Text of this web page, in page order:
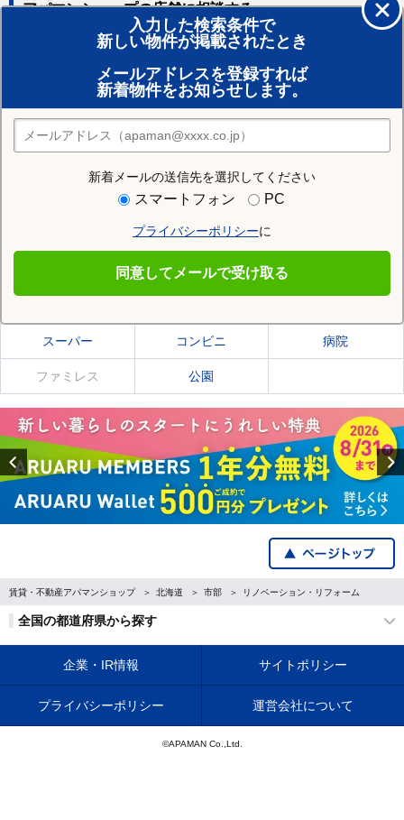
入力した検索条件で
新しい物件が掲載されたとき
メールアドレスを登録すれば
新着物件をお知らせします。
新着メールの送信先を選択してください
スマートフォン PC
プライバシーポリシーに
同意してメールで受け取る
アパマンショップの店舗に相談する
賃貸のプロがお部屋探し！
おまかせ物件リクエスト
住みたい街の店舗を探す
店舗検索
住む街研究所で歌志内市の情報を見る
歌志内市の施設一覧
スーパー コンビニ 病院
ファミレス 公園
Previous
賃貸・不動産アパマンショップ 北海道 市部 リノベーション・リフォーム
全国の都道府県から探す
企業・IR情報 サイトポリシー
プライバシーポリシー 運営会社について
©APAMAN Co.,Ltd.